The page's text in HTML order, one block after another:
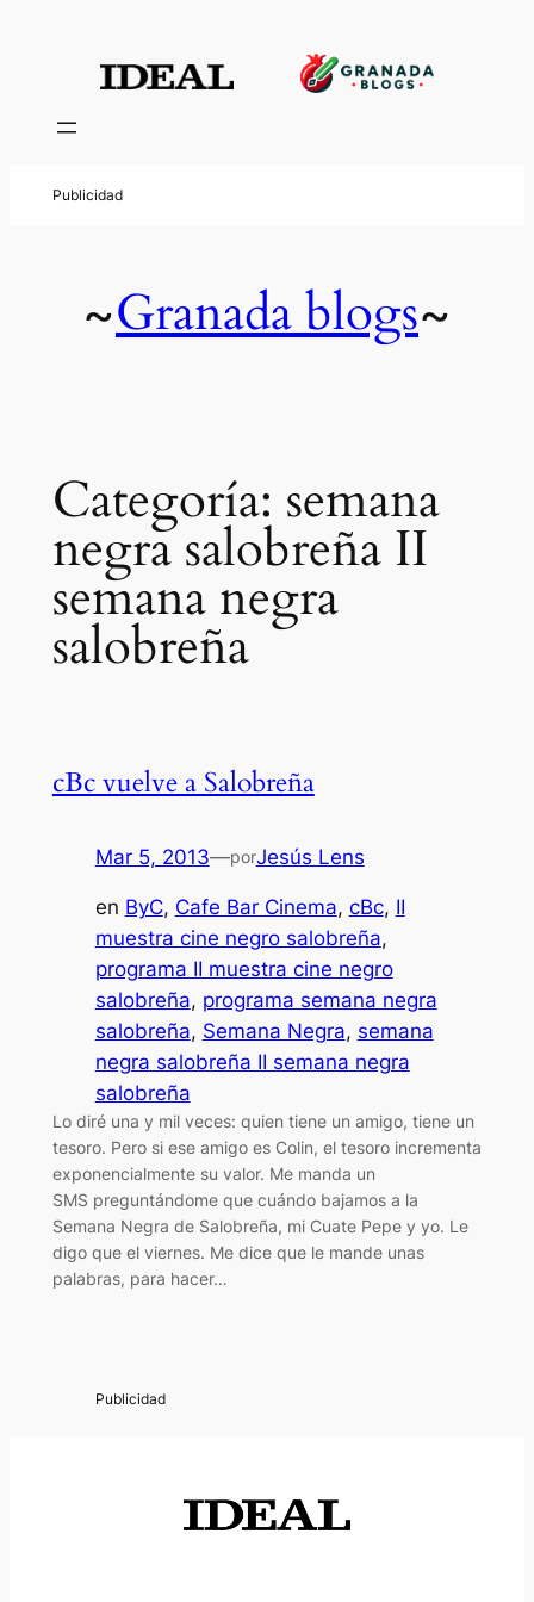
contenido
~Granada blogs~
Categoría: semana
negra salobreña II
semana negra
salobreña
cBc vuelve a Salobreña
Mar 5, 2013—porJesús Lens
en ByC, Cafe Bar Cinema, cBc, II
muestra cine negro salobreña
programa II muestra cine negro
salobreña, programa semana negra
salobreña, Semana Negra, semana
negra salobreña II semana negra
salobreña
Lo diré una y mil veces: quien tiene un amigo, tiene un
tesoro. Pero si ese amigo es Colin, el tesoro incrementa
exponencialmente su valor. Me manda un
SMS preguntándome que cuándo bajamos a la
Semana Negra de Salobreña, mi Cuate Pepe y yo. Le
digo que el viernes. Me dice que le mande unas
palabras, para hacer…